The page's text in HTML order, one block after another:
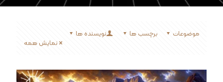
موضوعات برچسب ها
نویسنده ها
نمایش همه